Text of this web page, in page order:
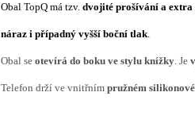
Obal TopQ má tzv. dvojité prošívání a extra
náraz i případný vyšší boční tlak.
Obal se otevírá do boku ve stylu knížky. Je
Telefon drží ve vnitřním pružném